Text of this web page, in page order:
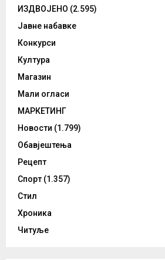
ИЗДВОЈЕНО (2.595)
Јавне набавке
Конкурси
Култура
Магазин
Мали огласи
МАРКЕТИНГ
Новости (1.799)
Обавјештења
Рецепт
Спорт (1.357)
Стил
Хроника
Читуље